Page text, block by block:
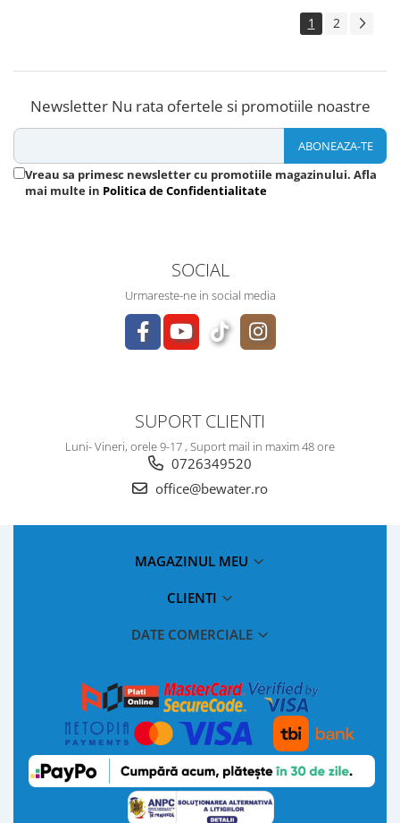
1 2
Newsletter Nu rata ofertele si promotiile noastre
Vreau sa primesc newsletter cu promotiile magazinului. Afla
mai multe in Politica de Confidentialitate
SOCIAL
Urmareste-ne in social media
SUPORT CLIENTI
Luni- Vineri, orele 9-17 , Suport mail in maxim 48 ore
0726349520
office@bewater.ro
MAGAZINUL MEU
CLIENTI
DATE COMERCIALE